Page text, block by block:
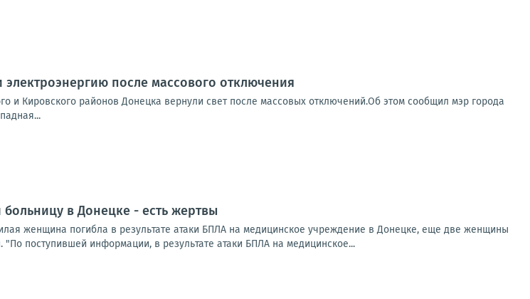
после массового отключения
и Кировского районов Донецка вернули свет после массовых отключений.Об этом сообщил мэр города
больницу в Донецке - есть жертвы
женщина погибла в результате атаки БПЛА на медицинское учреждение в Донецке, еще две женщины
поступившей информации, в результате атаки БПЛА на медицинское...